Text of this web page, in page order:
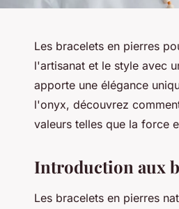
Les bracelets en pierres
l'artisanat et le style avec
apporte une élégance
l'onyx, découvrez
valeurs telles que la force
Introduction aux
Les bracelets en pierres